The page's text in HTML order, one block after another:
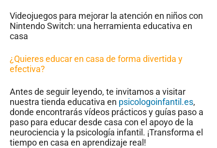
Videojuegos para mejorar la atención en niños con
Nintendo Switch: una herramienta educativa en
casa
¿Quieres educar en casa de forma divertida y
efectiva?
Antes de seguir leyendo, te invitamos a visitar
nuestra tienda educativa en psicologoinfantil.es,
donde encontrarás vídeos prácticos y guías paso a
paso para educar desde casa con el apoyo de la
neurociencia y la psicología infantil. ¡Transforma el
tiempo en casa en aprendizaje real!